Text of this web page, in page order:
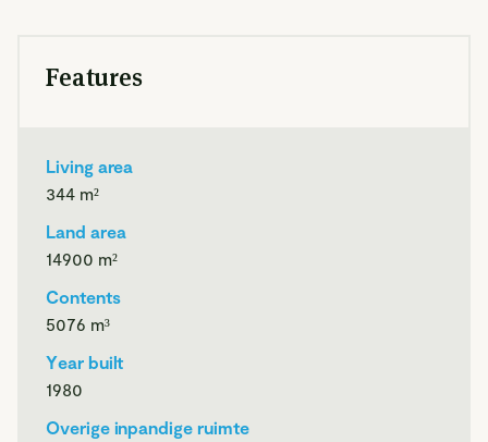
bijzondere plek waar wonen, natuur en paardenleven
De woning voelt direct warm en verzorgd aan. Grote
raampartijen halen het buitenleven naar binnen en geven
vanuit vrijwel iedere ruimte zicht op het groene erf. Vanuit
de woonkamer geniet u van een bijzonder vrij gevoel
en het terrein. De eikenhouten vloer, de speksteenkachel en
de balkenplafonds zorgen daarbij voor sfeer en karakter.
Via de openslaande deuren loopt u direct de veranda in.
Deze is gelegen op het zuiden, een heerlijke plek om
Features
Living area
344 m²
Land area
14900 m²
Contents
5076 m³
Year built
1980
Overige inpandige ruimte